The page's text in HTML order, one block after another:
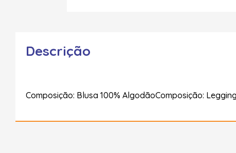
Descrição
Composição: Blusa 100% AlgodãoComposição: